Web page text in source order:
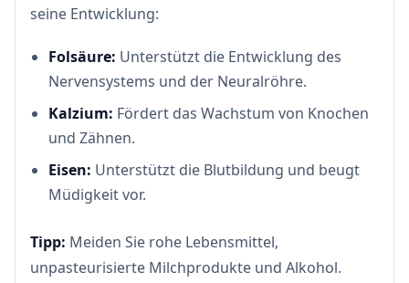
seine Entwicklung:
Folsäure: Unterstützt die Entwicklung des
Nervensystems und der Neuralröhre.
Kalzium: Fördert das Wachstum von Knochen
und Zähnen.
Eisen: Unterstützt die Blutbildung und beugt
Müdigkeit vor.
Tipp: Meiden Sie rohe Lebensmittel,
unpasteurisierte Milchprodukte und Alkohol.